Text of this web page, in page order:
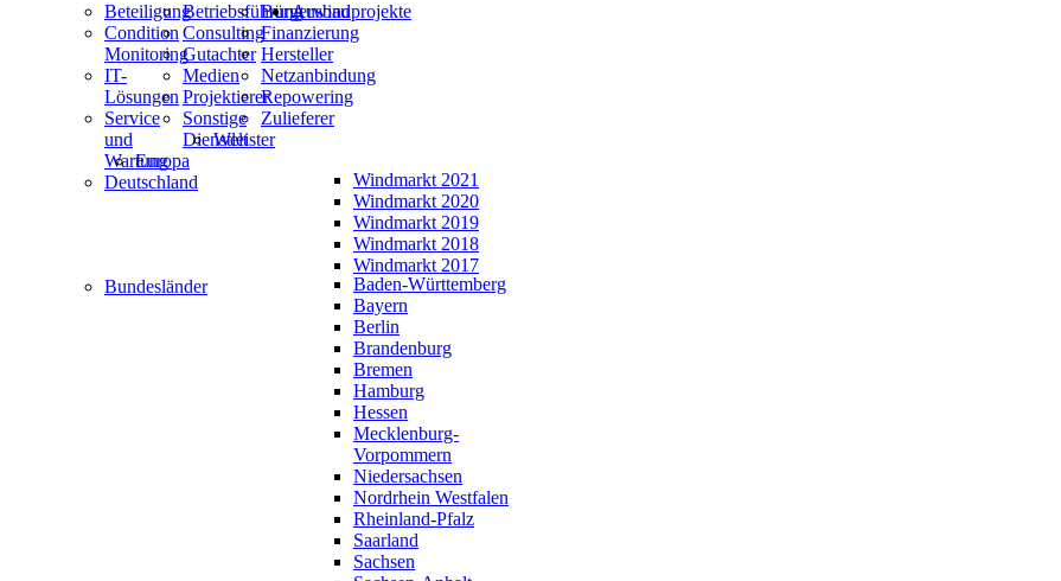
BeteiligungBetriebsführungBürgerwindprojekte
Condition
Monitoring
ConsultingFinanzierung
Gutachter Hersteller
IT-
Lösungen
Medien
Netzanbindung
ProjektiererRepowering
Service
und
Wartung
Sonstige
Dienstleister
Zulieferer
Ausbau
Welt
Europa
Deutschland
Windmarkt 2021
Windmarkt 2020
Windmarkt 2019
Windmarkt 2018
Windmarkt 2017
Bundesländer
Baden-Württemberg
Bayern
Berlin
Brandenburg
Bremen
Hamburg
Hessen
Mecklenburg-
Vorpommern
Niedersachsen
Nordrhein Westfalen
Rheinland-Pfalz
Saarland
Sachsen